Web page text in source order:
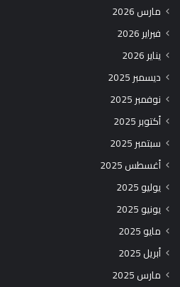
مارس 2026
فبراير 2026
يناير 2026
ديسمبر 2025
نوفمبر 2025
أكتوبر 2025
سبتمبر 2025
أغسطس 2025
يوليو 2025
يونيو 2025
مايو 2025
أبريل 2025
مارس 2025